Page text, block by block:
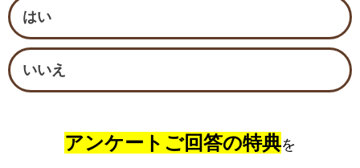
はい
いいえ
アンケートご回答の特典を